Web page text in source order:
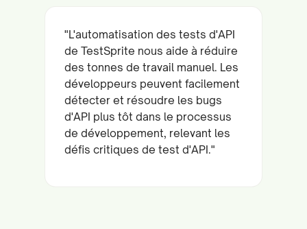
"L'automatisation des tests d'API
de TestSprite nous aide à réduire
des tonnes de travail manuel. Les
développeurs peuvent facilement
détecter et résoudre les bugs
d'API plus tôt dans le processus
de développement, relevant les
défis critiques de test d'API."